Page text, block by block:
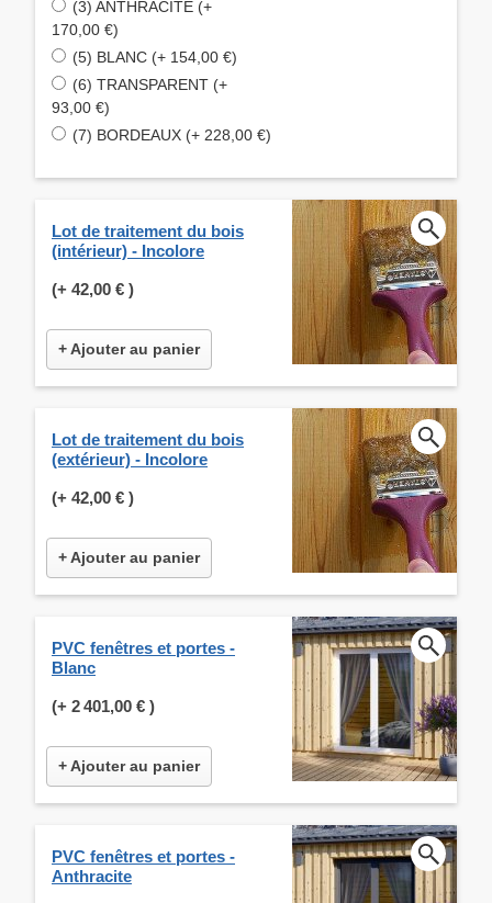
(3) ANTHRACITE (+
170,00 €)
(5) BLANC (+ 154,00 €)
(6) TRANSPARENT (+
93,00 €)
(7) BORDEAUX (+ 228,00 €)
Lot de traitement du bois
(intérieur) - Incolore
(+ 42,00 € )
+ Ajouter au panier
Lot de traitement du bois
(extérieur) - Incolore
(+ 42,00 € )
+ Ajouter au panier
PVC fenêtres et portes -
Blanc
(+ 2 401,00 € )
+ Ajouter au panier
PVC fenêtres et portes -
Anthracite